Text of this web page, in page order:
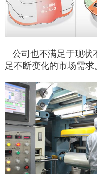
公司也不满足于现状
足不断变化的市场需求